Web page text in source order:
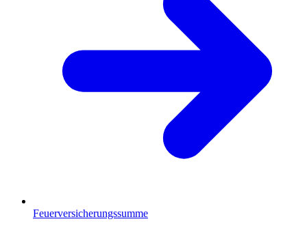
Feuerversicherungssumme